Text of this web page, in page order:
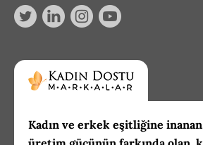
Kadın ve erkek eşitliğine